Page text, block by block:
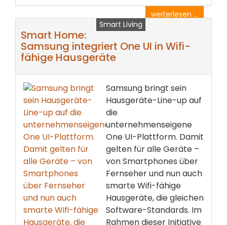
weiterlesen ...
Smart Living
Smart Home:
Samsung integriert One UI in Wifi-
fähige Hausgeräte
Samsung bringt sein
Hausgeräte-Line-up auf
die
unternehmenseigene
One UI-Plattform. Damit
gelten für alle Geräte –
von Smartphones über
Fernseher und nun auch
smarte Wifi-fähige
Hausgeräte, die gleichen
Software-Standards. Im
Rahmen dieser Initiative